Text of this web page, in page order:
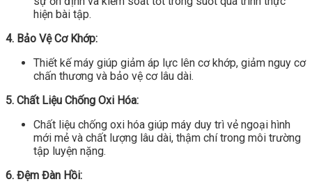
hiện bài tập.
4. Bảo Vệ Cơ Khớp:
Thiết kế máy giúp giảm áp lực lên cơ khớp, giảm nguy cơ
chấn thương và bảo vệ cơ lâu dài.
5. Chất Liệu Chống Oxi Hóa:
Chất liệu chống oxi hóa giúp máy duy trì vẻ ngoại hình
mới mẻ và chất lượng lâu dài, thậm chí trong môi trường
tập luyện nặng.
6. Đệm Đàn Hồi: